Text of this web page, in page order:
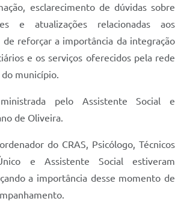
esclarecimento de dúvidas sobre
e atualizações relacionadas aos
de reforçar a importância da integração
e os serviços oferecidos pela rede
município.
pelo Assistente Social e
de Oliveira.
do CRAS, Psicólogo, Técnicos
e Assistente Social estiveram
a importância desse momento de